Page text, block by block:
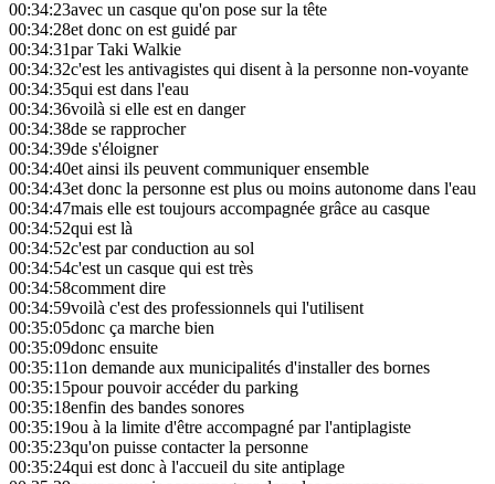
00:34:23avec un casque qu'on pose sur la tête
00:34:28et donc on est guidé par
00:34:31par Taki Walkie
00:34:32c'est les antivagistes qui disent à la personne non-voyante
00:34:35qui est dans l'eau
00:34:36voilà si elle est en danger
00:34:38de se rapprocher
00:34:39de s'éloigner
00:34:40et ainsi ils peuvent communiquer ensemble
00:34:43et donc la personne est plus ou moins autonome dans l'eau
00:34:47mais elle est toujours accompagnée grâce au casque
00:34:52qui est là
00:34:52c'est par conduction au sol
00:34:54c'est un casque qui est très
00:34:58comment dire
00:34:59voilà c'est des professionnels qui l'utilisent
00:35:05donc ça marche bien
00:35:09donc ensuite
00:35:11on demande aux municipalités d'installer des bornes
00:35:15pour pouvoir accéder du parking
00:35:18enfin des bandes sonores
00:35:19ou à la limite d'être accompagné par l'antiplagiste
00:35:23qu'on puisse contacter la personne
00:35:24qui est donc à l'accueil du site antiplage